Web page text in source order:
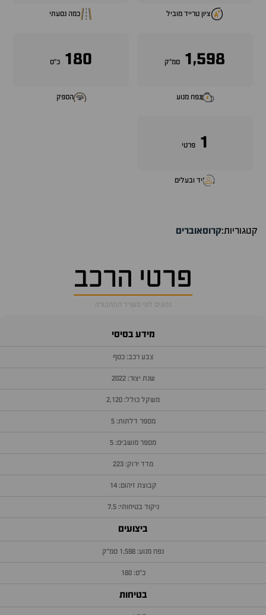
ציון טרייד מוביל כמה נסעתי
1,598 סמ״ק
נפח מנוע
180 כ״ס
הספק
1 פרטי
יד ובעלים
קטגוריות:קרוסאוברים
פרטי הרכב
נתונים לפי משרד התחבורה
מידע בסיסי
צבע רכב: כסף
שנת יצור: 2022
משקל כולל: 2,120
מספר דלתות: 5
מספר מושבים: 5
מדד ירוק: 223
קבוצת זיהום: 14
ניקוד בטיחותי: 7.5
ביצועים
נפח מנוע: 1,598 סמ״ק
כ״ס: 180
בטיחות